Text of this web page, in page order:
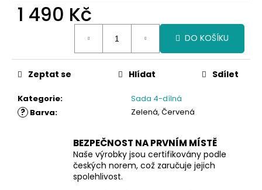
1 490 Kč
DO KOŠÍKU
Kategorie: Sada 4-dílná
? Barva: Zelená, Červená
Zeptat se Hlídat Sdílet
BEZPEČNOST NA PRVNÍM MÍSTĚ
Naše výrobky jsou certifikovány podle
českých norem, což zaručuje jejich
spolehlivost.